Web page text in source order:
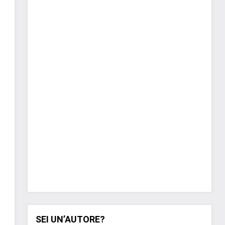
SEI UN’AUTORE?